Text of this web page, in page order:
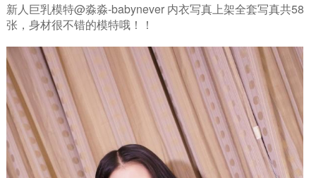
新人巨乳模特@淼淼-babynever 内衣写真上架全套写真共58
张，身材很不错的模特哦！！